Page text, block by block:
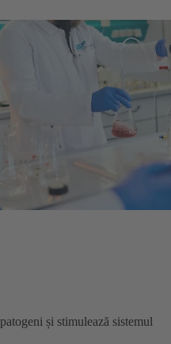
și stimulează sistemul